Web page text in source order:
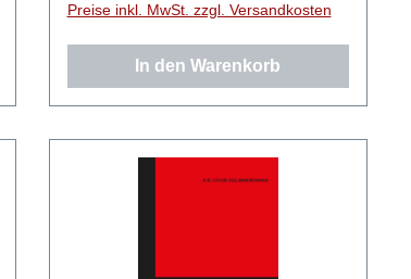
Preise inkl. MwSt. zzgl. Versandkosten
In den Warenkorb